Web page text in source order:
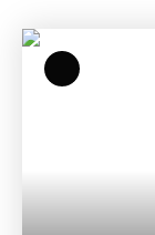
Budget max (€)